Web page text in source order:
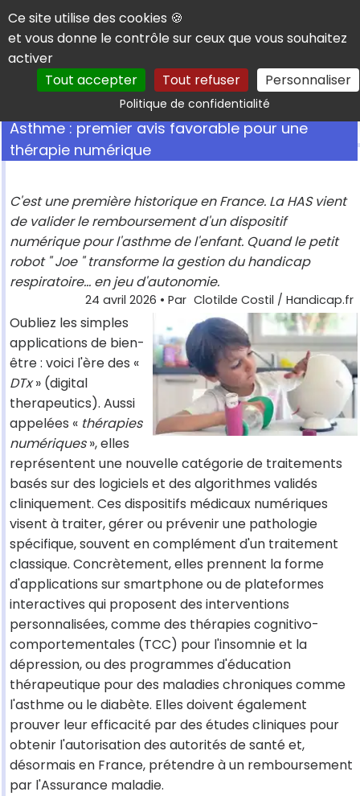
Panneau de gestion des cookies
Ce site utilise des cookies 🍪
et vous donne le contrôle sur ceux que vous souhaitez
activer
Tout accepter
Tout refuser Personnaliser
Politique de confidentialitéRechercher
Asthme : premier avis favorable pour une
thérapie numérique
C'est une première historique en France. La HAS vient
de valider le remboursement d'un dispositif
numérique pour l'asthme de l'enfant. Quand le petit
robot " Joe " transforme la gestion du handicap
respiratoire... en jeu d'autonomie.
24 avril 2026 • Par Clotilde Costil / Handicap.fr
Oubliez les simples
applications de bien-
être : voici l'ère des «
DTx» (digital
therapeutics). Aussi
appelées « thérapies
numériques», elles
représentent une nouvelle catégorie de traitements
basés sur des logiciels et des algorithmes validés
cliniquement. Ces dispositifs médicaux numériques
visent à traiter, gérer ou prévenir une pathologie
spécifique, souvent en complément d'un traitement
classique. Concrètement, elles prennent la forme
d'applications sur smartphone ou de plateformes
interactives qui proposent des interventions
personnalisées, comme des thérapies cognitivo-
comportementales (TCC) pour l'insomnie et la
dépression, ou des programmes d'éducation
thérapeutique pour des maladies chroniques comme
l'asthme ou le diabète. Elles doivent également
prouver leur efficacité par des études cliniques pour
obtenir l'autorisation des autorités de santé et,
désormais en France, prétendre à un remboursement
par l'Assurance maladie.